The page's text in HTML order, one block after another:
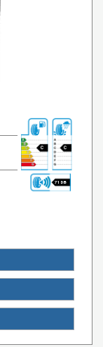
C C
71 DB